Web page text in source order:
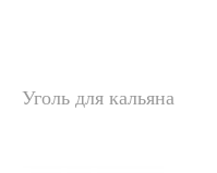
Уголь для кальяна